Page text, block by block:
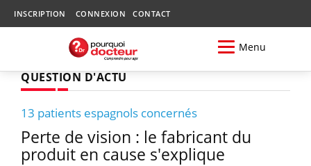
INSCRIPTION CONNEXION CONTACT
Menu
QUESTION D'ACTU
13 patients espagnols concernés
Perte de vision : le fabricant du
produit en cause s'explique